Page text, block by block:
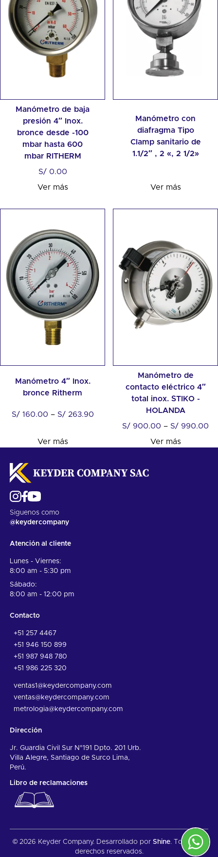
Manómetro de baja
presión 4″ Inox.
bronce desde -100
mbar hasta 600
mbar RITHERM
S/ 0.00
Ver más
Manómetro con
diafragma Tipo
Clamp sanitario de
1.1/2″ , 2 «, 2 1/2»
Ver más
Manómetro 4″ Inox.
bronce Ritherm
S/ 160.00 – S/ 263.90
Ver más
Manómetro de
contacto eléctrico 4″
total inox. STIKO -
HOLANDA
S/ 900.00 – S/ 990.00
Ver más
Siguenos como
@keydercompany
Atención al cliente
Lunes - Viernes:
8:00 am - 5:30 pm
Sábado:
8:00 am - 12:00 pm
Contacto
+51 257 4467
+51 946 150 899
+51 987 948 780
+51 986 225 320
ventas1@keydercompany.com
ventas@keydercompany.com
metrologia@keydercompany.com
Dirección
Jr. Guardia Civil Sur N°191 Dpto. 201 Urb.
Villa Alegre, Santiago de Surco Lima,
Perú.
Libro de reclamaciones
© 2026 Keyder Company. Desarrollado por Shine. Todos los
derechos reservados.